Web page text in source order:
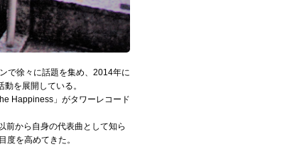
で徐々に話題を集め、2014年に
を展開している。
Happiness」がタワーレコード
前から自身の代表曲として知ら
を高めてきた。